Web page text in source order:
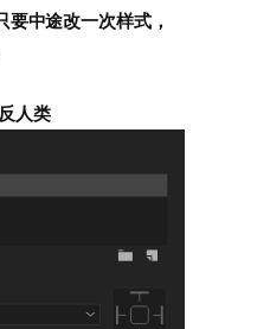
要中途改一次样式，
人类